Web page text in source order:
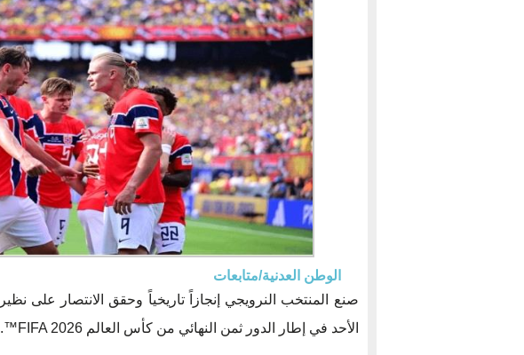
الوطن العدنية/متابعات
صنع المنتخب النرويجي إنجازاً تاريخياً وحقق الانتصار على
الأحد في إطار الدور ثمن النهائي من كأس العالم FIFA 2026™.